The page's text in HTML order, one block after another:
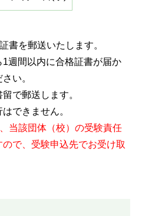
書を郵送いたします。
間以内に合格証書が届か
い。
郵送します。
きません。
当該団体（校）の受験責任
で、受験申込先でお受け取